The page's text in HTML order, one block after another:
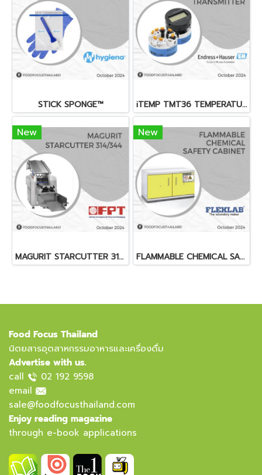
STICK SPONGE™ iTEMP TMT36 TEMPERATURE TRANSMITTER
New
MAGURIT STARCUTTER 314/344
New
FLAMMABLE CHEMICAL SAFETY CABINET
Food Focus Thailand
นิตยสารอุตสาหกรรมอาหารและเครื่องดื่ม
Advertise with us.
call
02 192 9598
email
sale@foodfocusthailand.com
Enjoy reading magazine
through e-book applications